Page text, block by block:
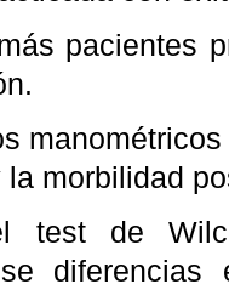
pacientes
la morbilidad
test de
diferencias